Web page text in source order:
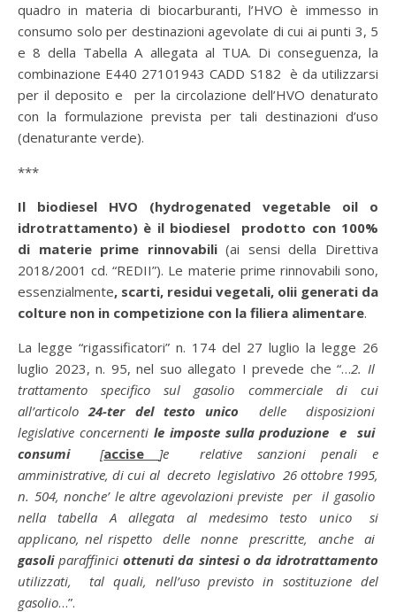
quadro in materia di biocarburanti, l’HVO è immesso in
consumo solo per destinazioni agevolate di cui ai punti 3, 5
e 8 della Tabella A allegata al TUA. Di conseguenza, la
combinazione E440 27101943 CADD S182 è da utilizzarsi
per il deposito e per la circolazione dell’HVO denaturato
con la formulazione prevista per tali destinazioni d’uso
(denaturante verde).
***
Il biodiesel HVO (hydrogenated vegetable oil o
idrotrattamento) è il biodiesel prodotto con 100%
di materie prime rinnovabili(ai sensi della Direttiva
2018/2001 cd. “REDII”). Le materie prime rinnovabili sono,
essenzialmente, scarti, residui vegetali, olii generati da
colture non in competizione con la filiera alimentare.
La legge “rigassificatori” n. 174 del 27 luglio la legge 26
luglio 2023, n. 95, nel suo allegato I prevede che “…2. Il
trattamento specifico sul gasolio commerciale di cui
all’articolo24-ter del testo unico delle disposizioni
legislative concernentile imposte sulla produzione e sui
consumi[accise ]e relative sanzioni penali e
amministrative, di cui al decreto legislativo 26 ottobre 1995,
n. 504, nonche’ le altre agevolazioni previste per il gasolio
nella tabella A allegata al medesimo testo unico si
applicano, nel rispetto delle nonne prescritte, anche ai
gasoliparaffiniciottenuti da sintesi o da idrotrattamento
utilizzati, tal quali, nell’uso previsto in sostituzione del
gasolio…”.